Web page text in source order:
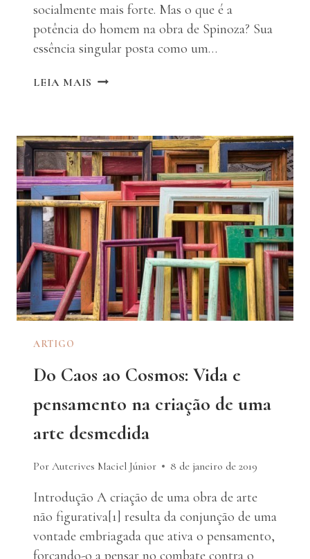
socialmente mais forte. Mas o que é a
potência do homem na obra de Spinoza? Sua
essência singular posta como um…
LEIA MAIS A
SOLIDÁRIO
ARTIGO
Do Caos ao Cosmos: Vida e
pensamento na criação de uma
arte desmedida
Por Auterives Maciel Júnior 8 de janeiro de 2019
Introdução A criação de uma obra de arte
não figurativa[1] resulta da conjunção de uma
vontade embriagada que ativa o pensamento,
forçando-o a pensar no combate contra o